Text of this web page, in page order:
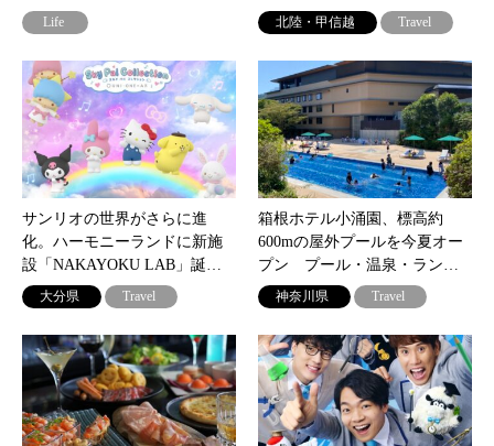
Life 北陸・甲信越 Travel
サンリオの世界がさらに進
化。ハーモニーランドに新施
設「NAKAYOKU LAB」誕…
大分県 Travel
箱根ホテル小涌園、標高約
600mの屋外プールを今夏オー
プン プール・温泉・ラン…
神奈川県 Travel